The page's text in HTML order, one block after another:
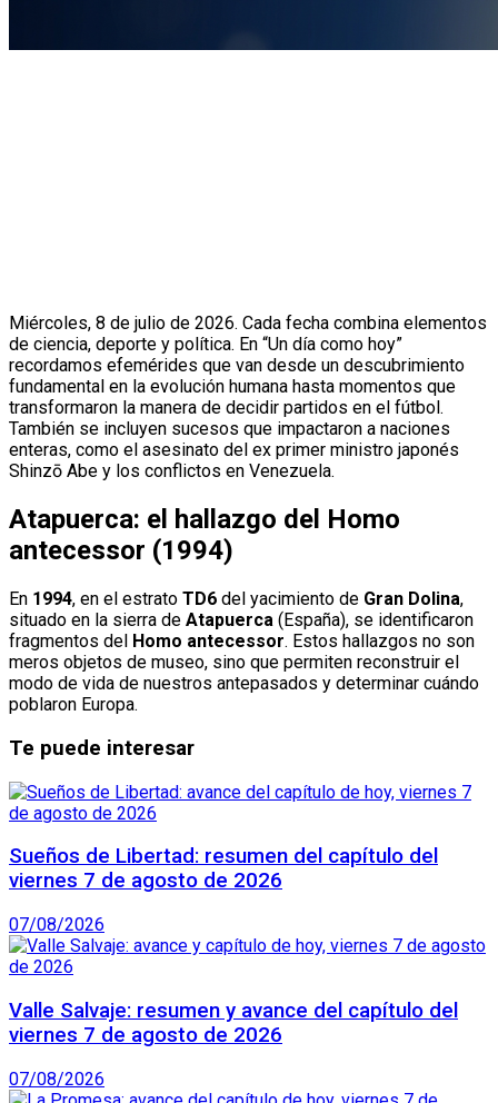
Miércoles, 8 de julio de 2026. Cada fecha combina elementos
de ciencia, deporte y política. En “Un día como hoy”
recordamos efemérides que van desde un descubrimiento
fundamental en la evolución humana hasta momentos que
transformaron la manera de decidir partidos en el fútbol.
También se incluyen sucesos que impactaron a naciones
enteras, como el asesinato del ex primer ministro japonés
Shinzō Abe y los conflictos en Venezuela.
Atapuerca: el hallazgo del Homo
antecessor (1994)
En 1994, en el estrato TD6 del yacimiento de Gran Dolina,
situado en la sierra de Atapuerca (España), se identificaron
fragmentos del Homo antecessor. Estos hallazgos no son
meros objetos de museo, sino que permiten reconstruir el
modo de vida de nuestros antepasados y determinar cuándo
poblaron Europa.
Te puede interesar
Sueños de Libertad: resumen del capítulo del
viernes 7 de agosto de 2026
07/08/2026
Valle Salvaje: resumen y avance del capítulo del
viernes 7 de agosto de 2026
07/08/2026